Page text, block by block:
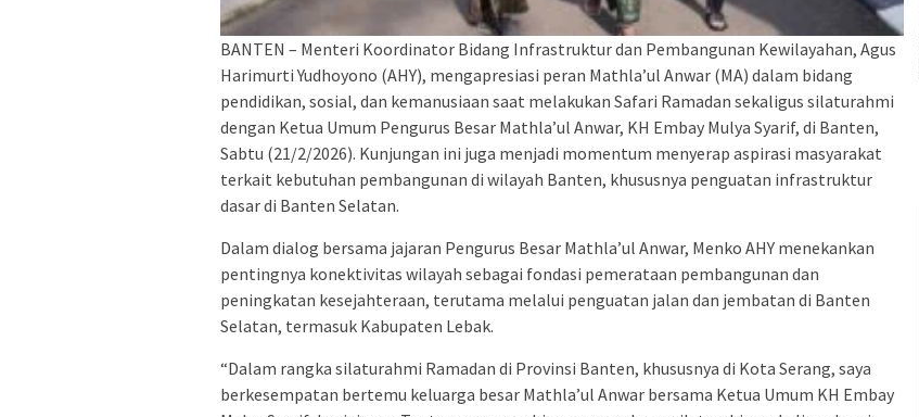
BANTEN – Menteri Koordinator Bidang Infrastruktur dan Pembangunan Kewilayahan, Agus
Harimurti Yudhoyono (AHY), mengapresiasi peran Mathla’ul Anwar (MA) dalam bidang
pendidikan, sosial, dan kemanusiaan saat melakukan Safari Ramadan sekaligus silaturahmi
dengan Ketua Umum Pengurus Besar Mathla’ul Anwar, KH Embay Mulya Syarif, di Banten,
Sabtu (21/2/2026). Kunjungan ini juga menjadi momentum menyerap aspirasi masyarakat
terkait kebutuhan pembangunan di wilayah Banten, khususnya penguatan infrastruktur
dasar di Banten Selatan.
Dalam dialog bersama jajaran Pengurus Besar Mathla’ul Anwar, Menko AHY menekankan
pentingnya konektivitas wilayah sebagai fondasi pemerataan pembangunan dan
peningkatan kesejahteraan, terutama melalui penguatan jalan dan jembatan di Banten
Selatan, termasuk Kabupaten Lebak.
“Dalam rangka silaturahmi Ramadan di Provinsi Banten, khususnya di Kota Serang, saya
berkesempatan bertemu keluarga besar Mathla’ul Anwar bersama Ketua Umum KH Embay